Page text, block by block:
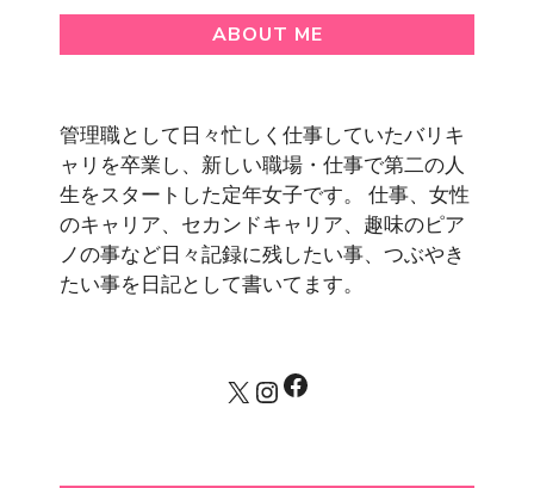
ABOUT ME
管理職として日々忙しく仕事していたバリキ
ャリを卒業し、新しい職場・仕事で第二の人
生をスタートした定年女子です。 仕事、女性
のキャリア、セカンドキャリア、趣味のピア
ノの事など日々記録に残したい事、つぶやき
たい事を日記として書いてます。
X Instagram
Facebook